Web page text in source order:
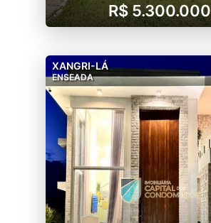
R$ 5.300.000
XANGRI-LÁ
ENSEADA